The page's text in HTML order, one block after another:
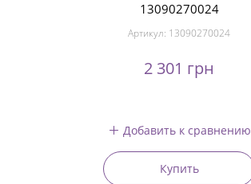
13090270024
Артикул: 13090270024
2 301 грн
Добавить к сравнению
Купить